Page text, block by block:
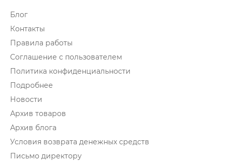
Блог
Контакты
Правила работы
Соглашение с пользователем
Политика конфиденциальности
Подробнее
Новости
Архив товаров
Архив блога
Условия возврата денежных средств
Письмо директору